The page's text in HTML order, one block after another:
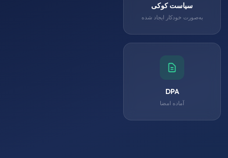
سیاست کوکی
به‌صورت خودکار ایجاد شده
DPA
آماده امضا